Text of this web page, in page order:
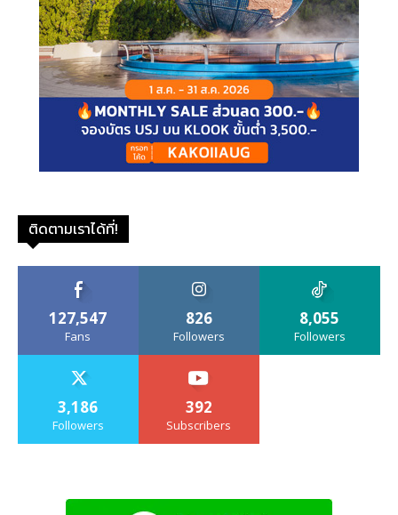
ติดตามเราได้ที่!
127,547
Fans
826
Followers
8,055
Followers
3,186
Followers
392
Subscribers